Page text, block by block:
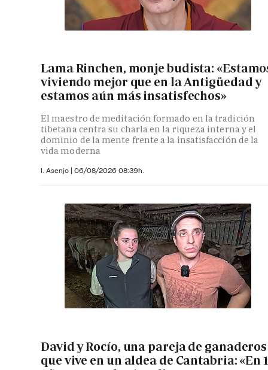
Lama Rinchen, monje budista:
viviendo mejor que en la Antigüedad y
estamos aún más insatisfechos»
El maestro de meditación formado en la tradición
tibetana centra su charla en la riqueza interna y el
dominio de la mente frente a la insatisfacción de la
vida moderna
I. Asenjo | 06/08/2026 08:39h.
David y Rocío, una pareja de ganaderos
que vive en un aldea de Cantabria: «En